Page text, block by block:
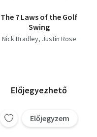
The 7 Laws of the Golf
Swing
Nick Bradley Justin Rose
Előjegyezhető
Előjegyzem